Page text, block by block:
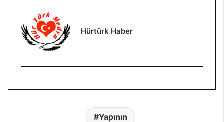
Hürtürk Haber
Yapının